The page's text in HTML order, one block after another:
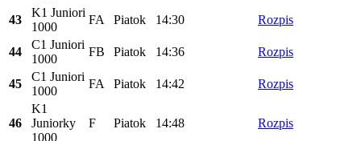
43
K1 Juniori
1000
FA Piatok 14:30 Rozpis
44
C1 Juniori
1000
FB Piatok 14:36 Rozpis
45
C1 Juniori
1000
FA Piatok 14:42 Rozpis
46
K1
Juniorky
1000
F Piatok 14:48 Rozpis